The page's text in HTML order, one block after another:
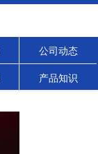
公司动态
产品知识